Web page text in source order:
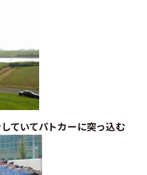
ていてパトカーに突っ込む